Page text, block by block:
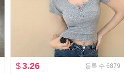
$3.26 등록 수 6879